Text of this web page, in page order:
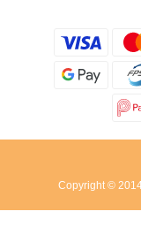
Copyright ©